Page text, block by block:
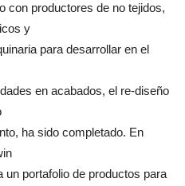
con productores de no tejidos,
y
para desarrollar en el
en acabados, el re-diseño
ha sido completado. En
un portafolio de productos para